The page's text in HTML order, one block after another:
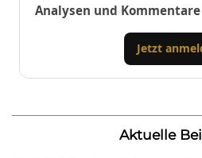
Analysen und
Jetzt
Aktuelle